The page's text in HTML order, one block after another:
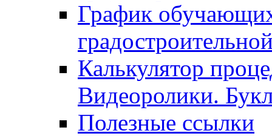
График
Калькулятор
Видеоролики.
Полезные ссылки